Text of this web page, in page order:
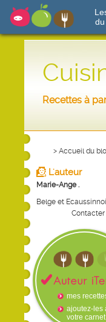
Recettes à
> Accueil du
L'auteur
Marie-Ange .
Belge et
mes
ajoutez-les
votre carnet